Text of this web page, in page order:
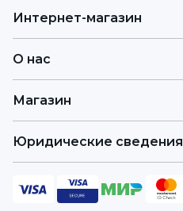
Интернет-магазин
О нас
Магазин
Юридические сведения